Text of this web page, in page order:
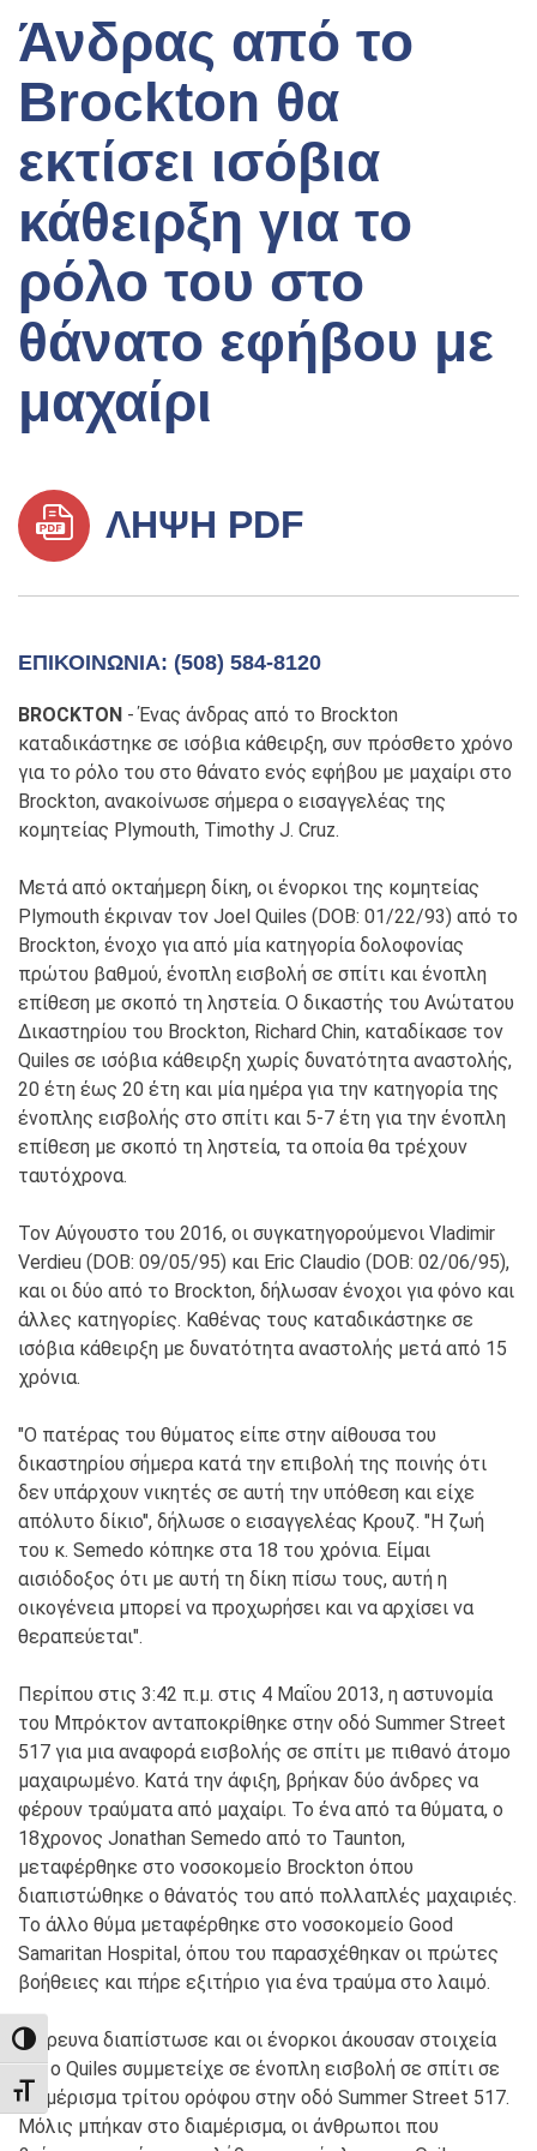
TOGGLE HIGH CONTRAST
TOGGLE FONT SIZE
Άνδρας από το
Brockton θα
εκτίσει ισόβια
κάθειρξη για το
ρόλο του στο
θάνατο εφήβου με
μαχαίρι
ΛΉΨΗ PDF
ΕΠΙΚΟΙΝΩΝΊΑ: (508) 584-8120
BROCKTON - Ένας άνδρας από το Brockton
καταδικάστηκε σε ισόβια κάθειρξη, συν πρόσθετο χρόνο
για το ρόλο του στο θάνατο ενός εφήβου με μαχαίρι στο
Brockton, ανακοίνωσε σήμερα ο εισαγγελέας της
κομητείας Plymouth, Timothy J. Cruz.
Μετά από οκταήμερη δίκη, οι ένορκοι της κομητείας
Plymouth έκριναν τον Joel Quiles (DOB: 01/22/93) από το
Brockton, ένοχο για από μία κατηγορία δολοφονίας
πρώτου βαθμού, ένοπλη εισβολή σε σπίτι και ένοπλη
επίθεση με σκοπό τη ληστεία. Ο δικαστής του Ανώτατου
Δικαστηρίου του Brockton, Richard Chin, καταδίκασε τον
Quiles σε ισόβια κάθειρξη χωρίς δυνατότητα αναστολής,
20 έτη έως 20 έτη και μία ημέρα για την κατηγορία της
ένοπλης εισβολής στο σπίτι και 5-7 έτη για την ένοπλη
επίθεση με σκοπό τη ληστεία, τα οποία θα τρέχουν
ταυτόχρονα.
Τον Αύγουστο του 2016, οι συγκατηγορούμενοι Vladimir
Verdieu (DOB: 09/05/95) και Eric Claudio (DOB: 02/06/95),
και οι δύο από το Brockton, δήλωσαν ένοχοι για φόνο και
άλλες κατηγορίες. Καθένας τους καταδικάστηκε σε
ισόβια κάθειρξη με δυνατότητα αναστολής μετά από 15
χρόνια.
"Ο πατέρας του θύματος είπε στην αίθουσα του
δικαστηρίου σήμερα κατά την επιβολή της ποινής ότι
δεν υπάρχουν νικητές σε αυτή την υπόθεση και είχε
απόλυτο δίκιο", δήλωσε ο εισαγγελέας Κρουζ. "Η ζωή
του κ. Semedo κόπηκε στα 18 του χρόνια. Είμαι
αισιόδοξος ότι με αυτή τη δίκη πίσω τους, αυτή η
οικογένεια μπορεί να προχωρήσει και να αρχίσει να
θεραπεύεται".
Περίπου στις 3:42 π.μ. στις 4 Μαΐου 2013, η αστυνομία
του Μπρόκτον ανταποκρίθηκε στην οδό Summer Street
517 για μια αναφορά εισβολής σε σπίτι με πιθανό άτομο
μαχαιρωμένο. Κατά την άφιξη, βρήκαν δύο άνδρες να
φέρουν τραύματα από μαχαίρι. Το ένα από τα θύματα, ο
18χρονος Jonathan Semedo από το Taunton,
μεταφέρθηκε στο νοσοκομείο Brockton όπου
διαπιστώθηκε ο θάνατός του από πολλαπλές μαχαιριές.
Το άλλο θύμα μεταφέρθηκε στο νοσοκομείο Good
Samaritan Hospital, όπου του παρασχέθηκαν οι πρώτες
βοήθειες και πήρε εξιτήριο για ένα τραύμα στο λαιμό.
Η έρευνα διαπίστωσε και οι ένορκοι άκουσαν στοιχεία
ότι ο Quiles συμμετείχε σε ένοπλη εισβολή σε σπίτι σε
διαμέρισμα τρίτου ορόφου στην οδό Summer Street 517.
Μόλις μπήκαν στο διαμέρισμα, οι άνθρωποι που